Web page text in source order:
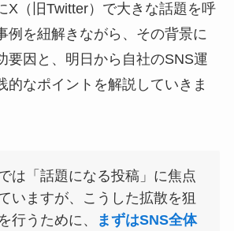
X（旧Twitter）で大きな話題を呼
例を紐解きながら、その背景に
要因と、明日から自社のSNS運
的なポイントを解説していきま
は「話題になる投稿」に焦点
いますが、こうした拡散を狙
行うために、
まずはSNS全体